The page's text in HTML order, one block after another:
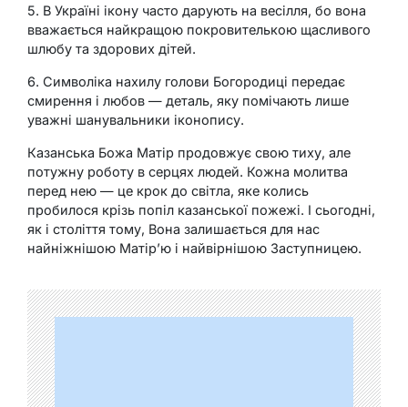
5. В Україні ікону часто дарують на весілля, бо вона
вважається найкращою покровителькою щасливого
шлюбу та здорових дітей.
6. Символіка нахилу голови Богородиці передає
смирення і любов — деталь, яку помічають лише
уважні шанувальники іконопису.
Казанська Божа Матір продовжує свою тиху, але
потужну роботу в серцях людей. Кожна молитва
перед нею — це крок до світла, яке колись
пробилося крізь попіл казанської пожежі. І сьогодні,
як і століття тому, Вона залишається для нас
найніжнішою Матір’ю і найвірнішою Заступницею.